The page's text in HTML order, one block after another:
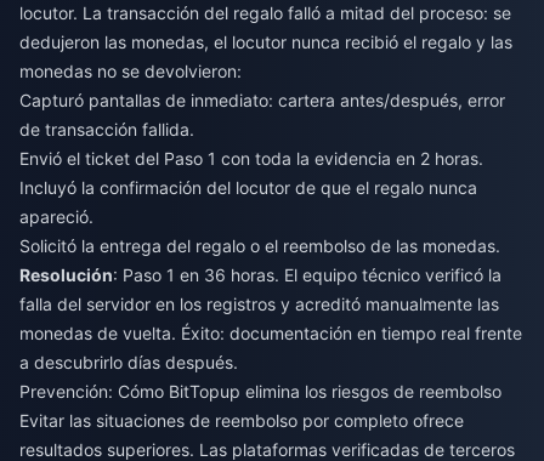
locutor. La transacción del regalo falló a mitad del proceso: se
dedujeron las monedas, el locutor nunca recibió el regalo y las
monedas no se devolvieron:
Capturó pantallas de inmediato: cartera antes/después, error
de transacción fallida.
Envió el ticket del Paso 1 con toda la evidencia en 2 horas.
Incluyó la confirmación del locutor de que el regalo nunca
apareció.
Solicitó la entrega del regalo o el reembolso de las monedas.
Resolución: Paso 1 en 36 horas. El equipo técnico verificó la
falla del servidor en los registros y acreditó manualmente las
monedas de vuelta. Éxito: documentación en tiempo real frente
a descubrirlo días después.
Prevención: Cómo BitTopup elimina los riesgos de reembolso
Evitar las situaciones de reembolso por completo ofrece
resultados superiores. Las plataformas verificadas de terceros